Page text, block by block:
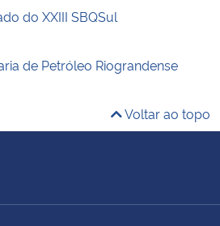
do XXIII SBQSul
de Petróleo Riograndense
Voltar ao topo